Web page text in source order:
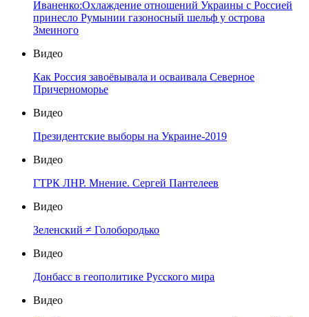
Иваненко:Охлаждение отношений Украины с Россией
принесло Румынии газоносный шельф у острова
Змеиного
Видео
Как Россия завоёвывала и осваивала Северное
Причерноморье
Видео
Президентские выборы на Украине-2019
Видео
ГТРК ЛНР. Мнение. Сергей Пантелеев
Видео
Зеленский ≠ Голобородько
Видео
Донбасс в геополитике Русского мира
Видео